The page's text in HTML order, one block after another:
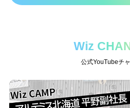
Wiz
公式YouTubeチ